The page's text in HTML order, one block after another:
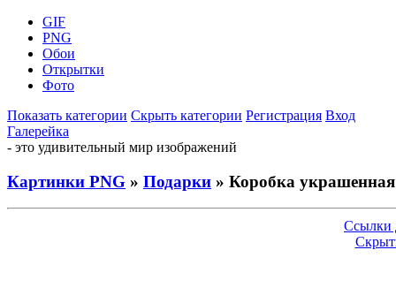
GIF
PNG
Обои
Открытки
Фото
Показать категории Скрыть категории Регистрация Вход
Галерейка
- это удивительный мир изображений
Картинки PNG » Подарки » Коробка
Ссылки